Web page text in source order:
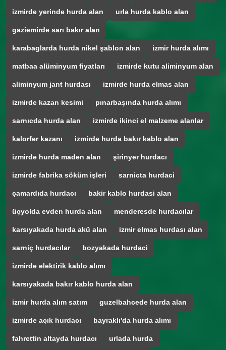
izmirde yerinde hurda alan urla hurda kablo alan
gaziemirde sarı bakır alan
karabaglarda hurda nikel şablon alan izmir hurda alımı
matbaa alüminyum fiyatları izmirde kutu aliminyum alan
aliminyum jant hurdası izmirde hurda elmas alan
izmirde kazan kesimi pınarbaşında hurda alımı
sarnıcda hurda alan izmirde ikinci el malzeme alanlar
kalorfer kazanı izmirde hurda bakır kablo alan
izmirde hurda maden alan şirinyer hurdacı
izmirde fabrika söküm işleri sarnicta hurdaci
çamardıda hurdacı bakir kablo hurdasi alan
üçyolda evden hurda alan menderesde hurdacılar
karsıyakada hurda akü alan izmir elmas hurdası alan
sarniç hurdacılar bozyakada hurdaci
izmirde elektirik kablo alımı
karsıyakada bakır kablo hurda alan
izmir hurda alım satım guzelbahcede hurda alan
izmirde açık hurdacı bayraklı'da hurda alımı
fahrettin altayda hurdacı urlada hurda